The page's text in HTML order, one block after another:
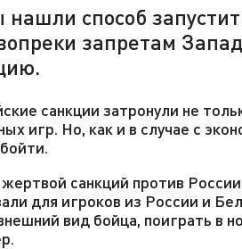
способ
запретам
санкции затронули не
игр. Но, как и в случае с
санкций против
для игроков из России и
вид бойца, поиграть в